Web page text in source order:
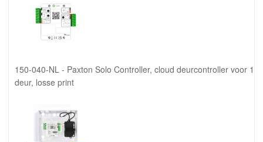
150-040-NL - Paxton Solo Controller, cloud deurcontroller voor 1
deur, losse print